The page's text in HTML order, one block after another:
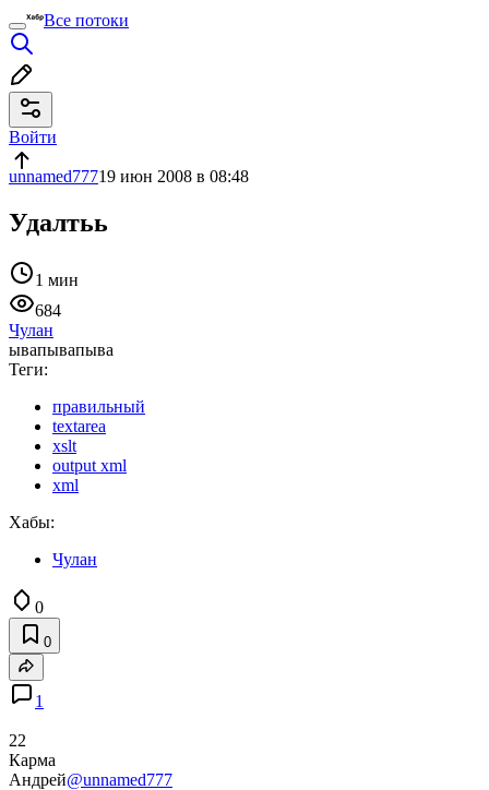
Все потоки
Войти
unnamed77719 июн 2008 в 08:48
Удалтьь
1 мин
684
Чулан
ывапывапыва
Теги:
правильный
textarea
xslt
output xml
xml
Хабы:
Чулан
0
0
1
22
Карма
Андрей@unnamed777